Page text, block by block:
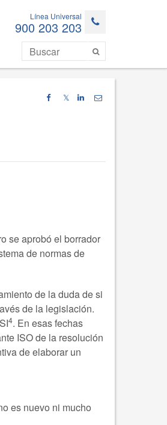
Línea Universal
900 203 203
𝕏
se aprobó el borrador
de normas de
de la duda de si
de la legislación.
4. En esas fechas
ISO de la resolución
de elaborar un
es nuevo ni mucho